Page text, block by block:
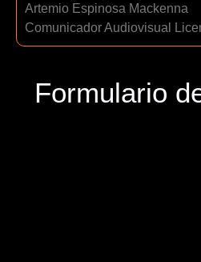
Artemio Espinosa Mackenna
Comunicador Audiovisual
Formulario